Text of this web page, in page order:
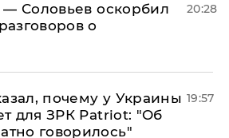
— Соловьев оскорбил
о
20:28
почему у Украины
для ЗРК Patriot: "Об
говорилось"
19:57